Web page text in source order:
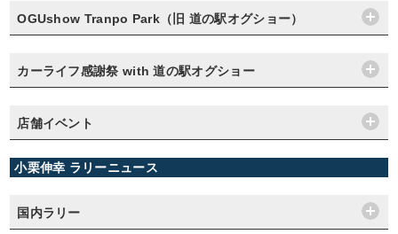
OGUshow Tranpo Park（旧 道の駅オグショー）
カーライフ感謝祭 with 道の駅オグショー
店舗イベント
小栗伸幸 ラリーニュース
国内ラリー